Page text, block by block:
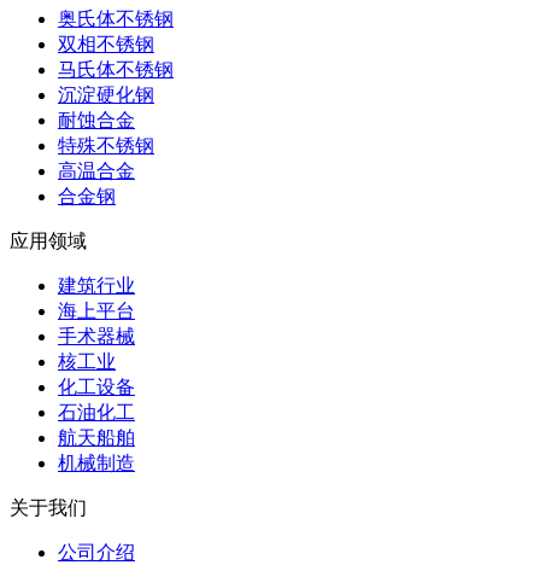
奥氏体不锈钢
双相不锈钢
马氏体不锈钢
沉淀硬化钢
耐蚀合金
特殊不锈钢
高温合金
合金钢
应用领域
建筑行业
海上平台
手术器械
核工业
化工设备
石油化工
航天船舶
机械制造
关于我们
公司介绍